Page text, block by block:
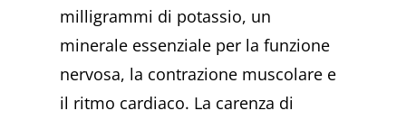
milligrammi di potassio, un
minerale essenziale per la funzione
nervosa, la contrazione muscolare e
il ritmo cardiaco. La carenza di